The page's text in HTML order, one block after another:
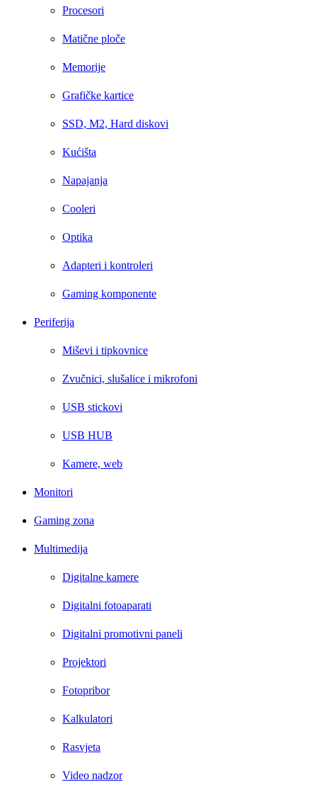
Procesori
Matične ploče
Memorije
Grafičke kartice
SSD, M2, Hard diskovi
Kućišta
Napajanja
Cooleri
Optika
Adapteri i kontroleri
Gaming komponente
Periferija
Miševi i tipkovnice
Zvučnici, slušalice i mikrofoni
USB stickovi
USB HUB
Kamere, web
Monitori
Gaming zona
Multimedija
Digitalne kamere
Digitalni fotoaparati
Digitalni promotivni paneli
Projektori
Fotopribor
Kalkulatori
Rasvjeta
Video nadzor